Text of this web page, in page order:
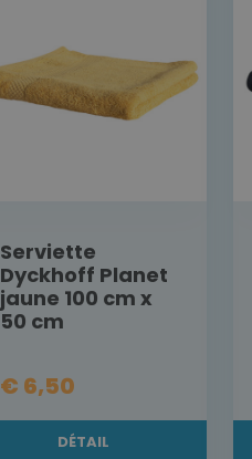
Serviette
Dyckhoff Planet
jaune 100 cm x
50 cm
€ 6,50
DÉTAIL